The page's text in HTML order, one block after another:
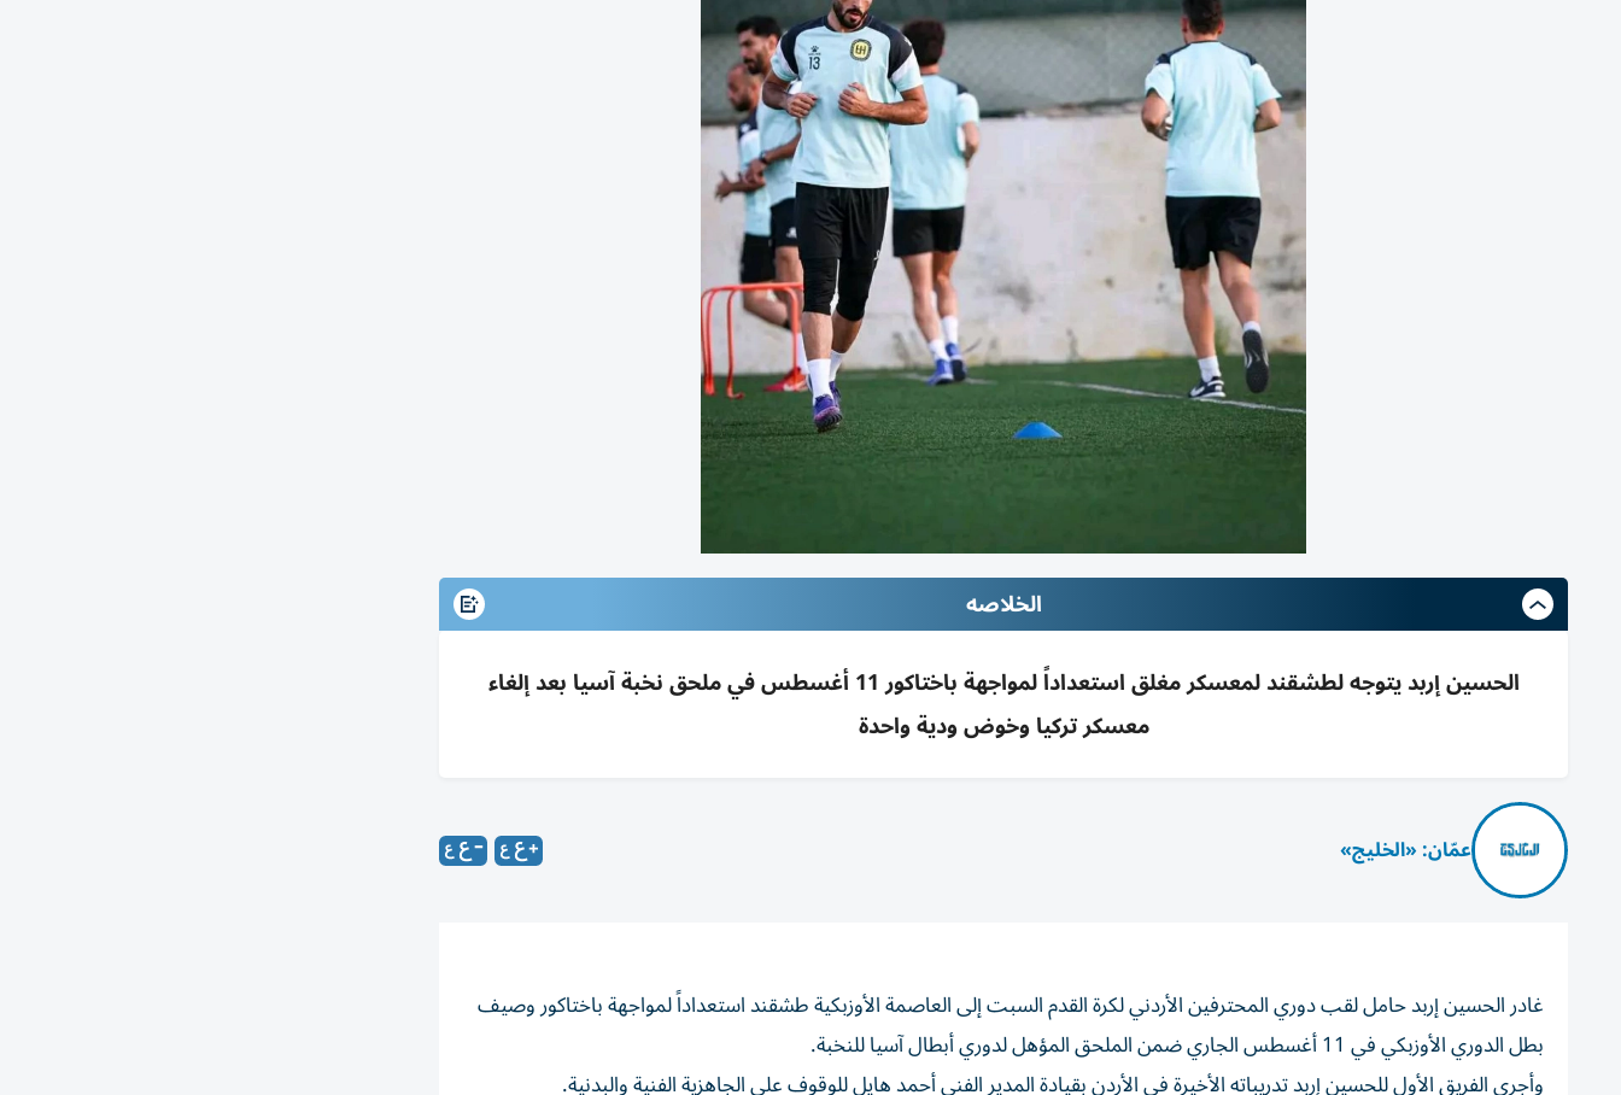
الخلاصه
الحسين إربد يتوجه لطشقند لمعسكر مغلق استعداداً لمواجهة باختاكور 11 أغسطس في ملحق نخبة آسيا بعد إلغاء
معسكر تركيا وخوض ودية واحدة
عمّان: «الخليج»
غادر الحسين إربد حامل لقب دوري المحترفين الأردني لكرة القدم السبت إلى العاصمة الأوزبكية طشقند استعداداً لمواجهة باختاكور وصيف
بطل الدوري الأوزبكي في 11 أغسطس الجاري ضمن الملحق المؤهل لدوري أبطال آسيا للنخبة.
وأجرى الفريق الأول للحسين إربد تدريباته الأخيرة في الأردن بقيادة المدير الفني أحمد هايل للوقوف على الجاهزية الفنية والبدنية.